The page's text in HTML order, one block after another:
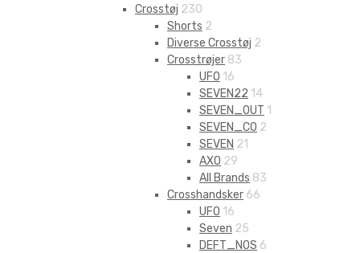
Crosstøj 230
Shorts 2
Diverse Crosstøj 2
Crosstrøjer 83
UFO 16
SEVEN22 14
SEVEN_OUT 1
SEVEN_CO 2
SEVEN 21
AXO 29
All Brands 83
Crosshandsker 66
UFO 16
Seven 25
DEFT_NOS 6